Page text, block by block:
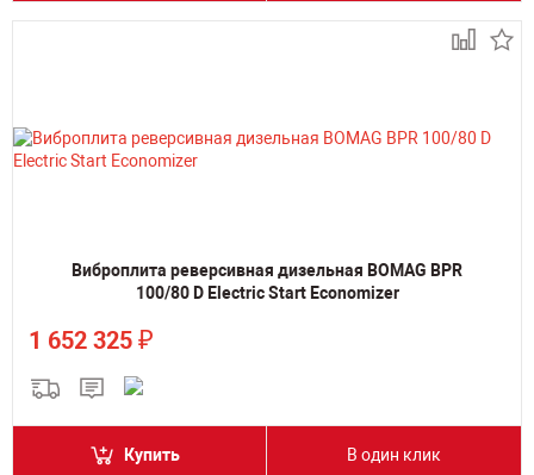
Виброплита реверсивная дизельная BOMAG BPR
100/80 D Electric Start Economizer
1 652 325 ₽
Купить В один клик